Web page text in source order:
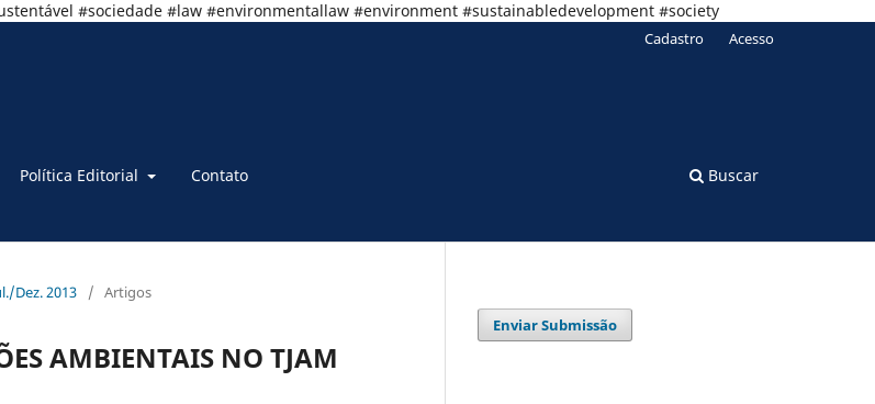
#sociedade #law #environmentallaw #environment #sustainabledevelopment #society
Política Editorial Contato Buscar
Cadastro Acesso
Dez. 2013 / Artigos
AMBIENTAIS NO TJAM
Enviar Submissão